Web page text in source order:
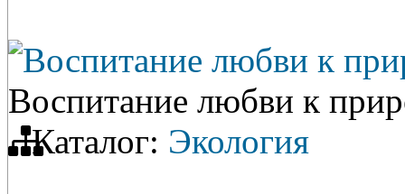
Воспитание любви к
Воспитание любви к
Каталог: Экология